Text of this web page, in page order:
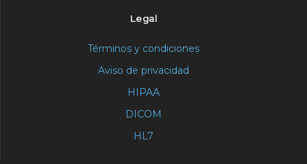
Legal
Términos y condiciones
Aviso de privacidad
HIPAA
DICOM
HL7